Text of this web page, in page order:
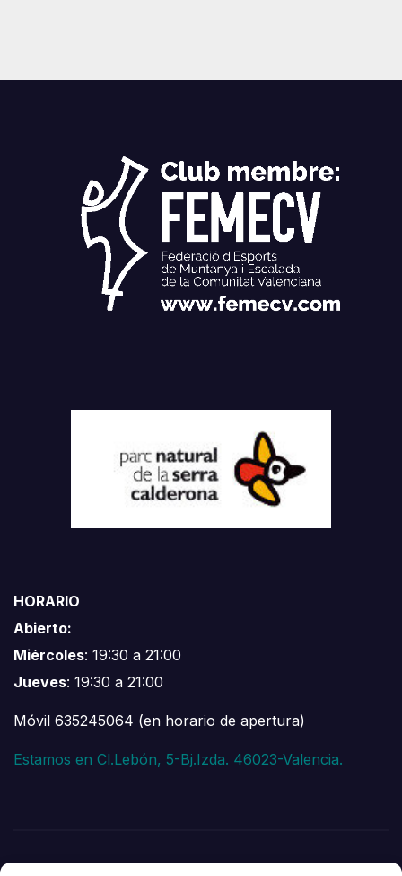
HORARIO
Abierto:
Miércoles: 19:30 a 21:00
Jueves: 19:30 a 21:00
Móvil 635245064 (en horario de apertura)
Estamos en Cl.Lebón, 5-Bj.Izda. 46023-Valencia.